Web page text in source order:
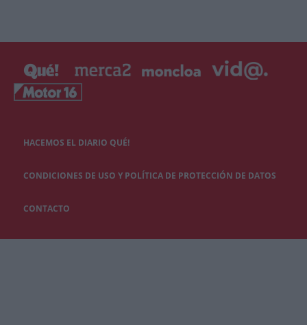
HACEMOS EL DIARIO QUÉ!
CONDICIONES DE USO Y POLÍTICA DE PROTECCIÓN DE DATOS
CONTACTO